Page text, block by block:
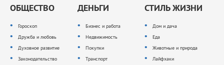
ОБЩЕСТВО
Гороскоп
Дружба и любовь
Духовное развитие
Законодательство
ДЕНЬГИ
Бизнес и работа
Недвижимость
Покупки
Транспорт
СТИЛЬ ЖИЗНИ
Дом и дача
Еда
Животные и природа
Лайфхаки